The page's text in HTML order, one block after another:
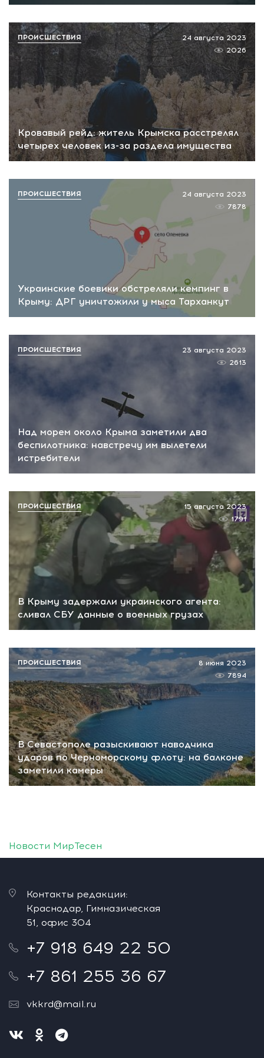
Кровавый рейд: житель Крымска расстрелял
четырех человек из-за раздела имущества
24 августа 2023
2026
ПРОИСШЕСТВИЯ
Украинские боевики обстреляли кемпинг в
Крыму: ДРГ уничтожили у мыса Тарханкут
24 августа 2023
7878
ПРОИСШЕСТВИЯ
Над морем около Крыма заметили два
беспилотника: навстречу им вылетели
истребители
23 августа 2023
2613
ПРОИСШЕСТВИЯ
В Крыму задержали украинского агента:
сливал СБУ данные о военных грузах
15 августа 2023
1791
ПРОИСШЕСТВИЯ
В Севастополе разыскивают наводчика
ударов по Черноморскому флоту: на балконе
заметили камеры
8 июня 2023
7894
ПРОИСШЕСТВИЯ
Новости МирТесен
Контакты редакции:
Краснодар, Гимназическая
51, офис 304
+7 918 649 22 50
+7 861 255 36 67
vkkrd@mail.ru